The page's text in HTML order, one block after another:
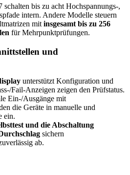
bis zu acht Hochspannungs-,
intern. Andere Modelle steuern
mit insgesamt bis zu 256
für Mehrpunktprüfungen.
und
unterstützt Konfiguration und
Fail-Anzeigen zeigen den Prüfstatus.
Ein-/Ausgänge mit
die Geräte in manuelle und
ein.
und die Abschaltung
sichern
ab.